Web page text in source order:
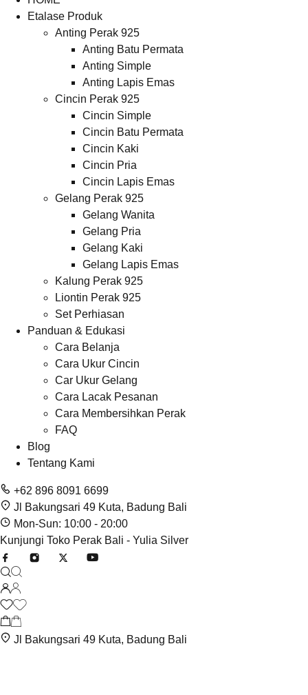
Etalase Produk
Anting Perak 925
Anting Batu Permata
Anting Simple
Anting Lapis Emas
Cincin Perak 925
Cincin Simple
Cincin Batu Permata
Cincin Kaki
Cincin Pria
Cincin Lapis Emas
Gelang Perak 925
Gelang Wanita
Gelang Pria
Gelang Kaki
Gelang Lapis Emas
Kalung Perak 925
Liontin Perak 925
Set Perhiasan
Panduan & Edukasi
Cara Belanja
Cara Ukur Cincin
Car Ukur Gelang
Cara Lacak Pesanan
Cara Membersihkan Perak
FAQ
Blog
Tentang Kami
+62 896 8091 6699
Jl Bakungsari 49 Kuta, Badung Bali
Mon-Sun: 10:00 - 20:00
Kunjungi Toko Perak Bali - Yulia Silver
Jl Bakungsari 49 Kuta, Badung Bali